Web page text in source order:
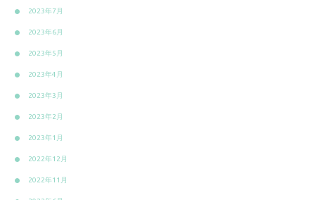
2023年7月
2023年6月
2023年5月
2023年4月
2023年3月
2023年2月
2023年1月
2022年12月
2022年11月